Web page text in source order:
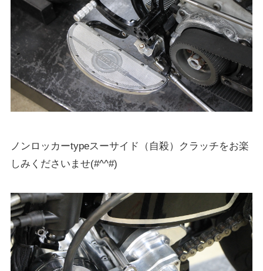
ノンロッカーtypeスーサイド（自殺）クラッチをお楽
しみくださいませ(#^^#)